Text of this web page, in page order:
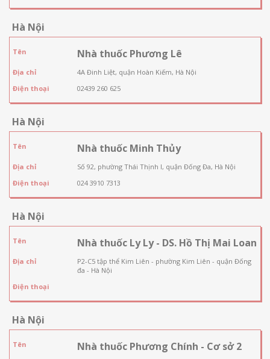
Hà Nội
Tên Nhà thuốc Phương Lê
Địa chỉ
4A Đinh Liệt, quận Hoàn Kiếm, Hà Nội
Điện thoại
02439 260 625
Hà Nội
Tên Nhà thuốc Minh Thủy
Địa chỉ
Số 92, phường Thái Thịnh I, quận Đống Đa, Hà Nội
Điện thoại
024 3910 7313
Hà Nội
Tên Nhà thuốc Ly Ly - DS. Hồ Thị Mai Loan
Địa chỉ
P2-C5 tập thể Kim Liên - phường Kim Liên - quận Đống
đa - Hà Nội
Điện thoại
Hà Nội
Tên Nhà thuốc Phương Chính - Cơ sở 2